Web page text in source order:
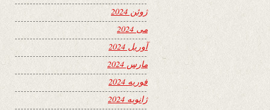
ژوئن 2024
می 2024
آوریل 2024
مارس 2024
فوریه 2024
ژانویه 2024